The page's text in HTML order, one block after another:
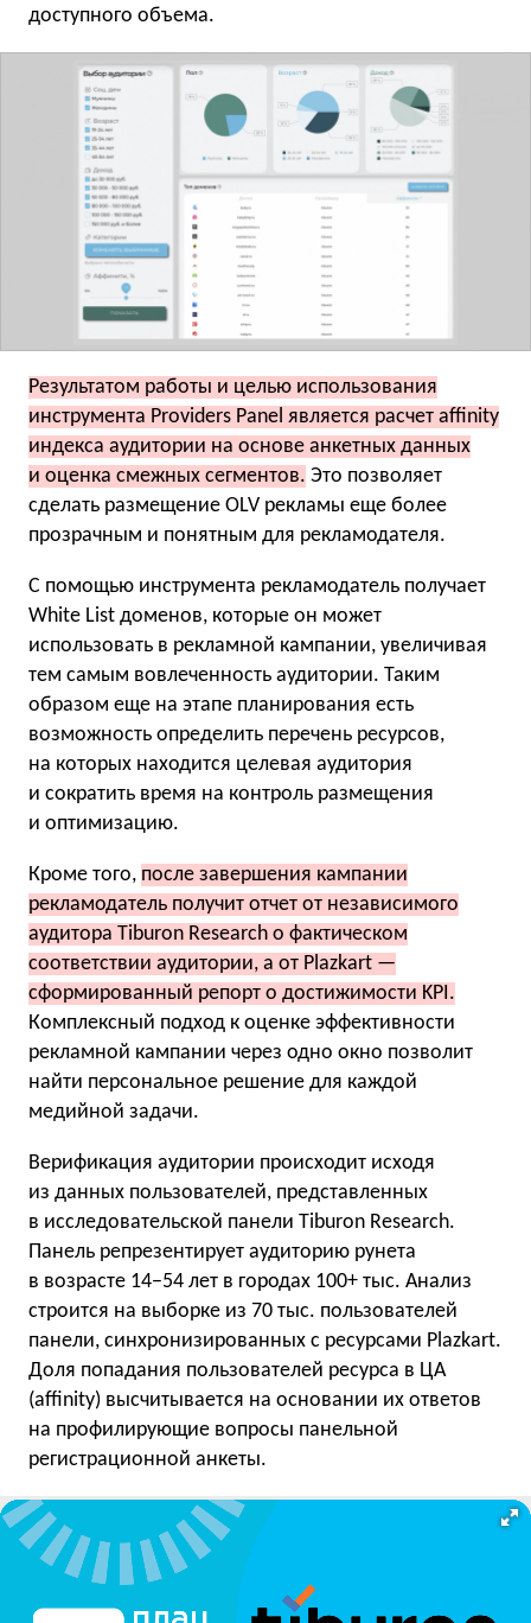
доступного объема.
Результатом работы и целью использования
инструмента Providers Panel является расчет affinity
индекса аудитории на основе анкетных данных
и оценка смежных сегментов. Это позволяет
сделать размещение OLV рекламы еще более
прозрачным и понятным для рекламодателя.
С помощью инструмента рекламодатель получает
White List доменов, которые он может
использовать в рекламной кампании, увеличивая
тем самым вовлеченность аудитории. Таким
образом еще на этапе планирования есть
возможность определить перечень ресурсов,
на которых находится целевая аудитория
и сократить время на контроль размещения
и оптимизацию.
Кроме того, после завершения кампании
рекламодатель получит отчет от независимого
аудитора Tiburon Research о фактическом
соответствии аудитории, а от Plazkart —
сформированный репорт о достижимости KPI.
Комплексный подход к оценке эффективности
рекламной кампании через одно окно позволит
найти персональное решение для каждой
медийной задачи.
Верификация аудитории происходит исходя
из данных пользователей, представленных
в исследовательской панели Tiburon Research.
Панель репрезентирует аудиторию рунета
в возрасте 14−54 лет в городах 100+ тыс. Анализ
строится на выборке из 70 тыс. пользователей
панели, синхронизированных с ресурсами Plazkart.
Доля попадания пользователей ресурса в ЦА
(affinity) высчитывается на основании их ответов
на профилирующие вопросы панельной
регистрационной анкеты.